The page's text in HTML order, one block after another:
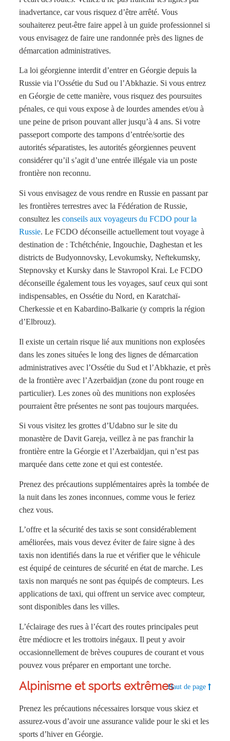
inadvertance, car vous risquez d’être arrêté. Vous
souhaiterez peut-être faire appel à un guide professionnel si
vous envisagez de faire une randonnée près des lignes de
démarcation administratives.
La loi géorgienne interdit d’entrer en Géorgie depuis la
Russie via l’Ossétie du Sud ou l’Abkhazie. Si vous entrez
en Géorgie de cette manière, vous risquez des poursuites
pénales, ce qui vous expose à de lourdes amendes et/ou à
une peine de prison pouvant aller jusqu’à 4 ans. Si votre
passeport comporte des tampons d’entrée/sortie des
autorités séparatistes, les autorités géorgiennes peuvent
considérer qu’il s’agit d’une entrée illégale via un poste
frontière non reconnu.
Si vous envisagez de vous rendre en Russie en passant par
les frontières terrestres avec la Fédération de Russie,
consultez lesconseils aux voyageurs du FCDO pour la
Russie. Le FCDO déconseille actuellement tout voyage à
destination de : Tchétchénie, Ingouchie, Daghestan et les
districts de Budyonnovsky, Levokumsky, Neftekumsky,
Stepnovsky et Kursky dans le Stavropol Krai. Le FCDO
déconseille également tous les voyages, sauf ceux qui sont
indispensables, en Ossétie du Nord, en Karatchaï-
Cherkessie et en Kabardino-Balkarie (y compris la région
d’Elbrouz).
Il existe un certain risque lié aux munitions non explosées
dans les zones situées le long des lignes de démarcation
administratives avec l’Ossétie du Sud et l’Abkhazie, et près
de la frontière avec l’Azerbaïdjan (zone du pont rouge en
particulier). Les zones où des munitions non explosées
pourraient être présentes ne sont pas toujours marquées.
Si vous visitez les grottes d’Udabno sur le site du
monastère de Davit Gareja, veillez à ne pas franchir la
frontière entre la Géorgie et l’Azerbaïdjan, qui n’est pas
marquée dans cette zone et qui est contestée.
Prenez des précautions supplémentaires après la tombée de
la nuit dans les zones inconnues, comme vous le feriez
chez vous.
L’offre et la sécurité des taxis se sont considérablement
améliorées, mais vous devez éviter de faire signe à des
taxis non identifiés dans la rue et vérifier que le véhicule
est équipé de ceintures de sécurité en état de marche. Les
taxis non marqués ne sont pas équipés de compteurs. Les
applications de taxi, qui offrent un service avec compteur,
sont disponibles dans les villes.
L’éclairage des rues à l’écart des routes principales peut
être médiocre et les trottoirs inégaux. Il peut y avoir
occasionnellement de brèves coupures de courant et vous
pouvez vous préparer en emportant une torche.
Alpinisme et sports extrêmesHaut de page
Prenez les précautions nécessaires lorsque vous skiez et
assurez-vous d’avoir une assurance valide pour le ski et les
sports d’hiver en Géorgie.